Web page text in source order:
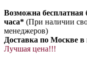
Возможна бесплатная
часа* (При наличии
менеджеров)
Доставка по Москве
Лучшая цена!!!